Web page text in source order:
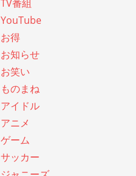
TV番組
YouTube
お得
お知らせ
お笑い
ものまね
アイドル
アニメ
ゲーム
サッカー